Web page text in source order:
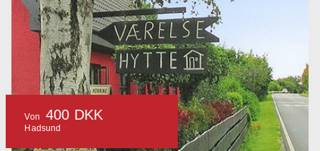
Von 400 DKK
Hadsund